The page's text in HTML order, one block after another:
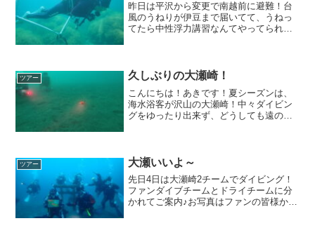
昨日は平沢から変更で南越前に避難！台
風のうねりが伊豆まで届いてて、うねっ
てたら中性浮力講習なんてやってられな
ど、二回目に通...
ツアー 久しぶりの大瀬崎！
こんにちは！あきです！夏シーズンは、
海水浴客が沢山の大瀬崎！中々ダイビン
グをゆったり出来ず、どうしても遠のい
行って、魚観...
ツアー 大瀬いいよ～
先日4日は大瀬崎2チームでダイビング！
ファンダイブチームとドライチームに分
かれてご案内♪お写真はファンの皆様から